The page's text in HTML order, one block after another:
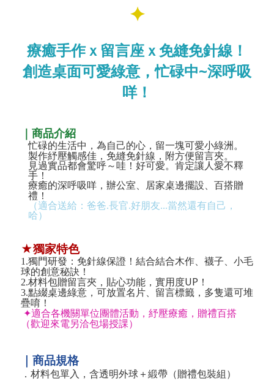
✦
療癒手作ｘ留言座ｘ免縫免針線！
創造桌面可愛綠意，忙碌中~深呼吸
咩！
｜商品介紹
忙碌的生活中，為自己的心，留一塊可愛小綠洲。
製作紓壓觸感佳，免縫免針線，附方便留言夾。
見過實品都會驚呼～哇！好可愛。肯定讓人愛不釋
手！
療癒的深呼吸咩，辦公室、居家桌邊擺設、百搭贈
禮！
（適合送給：爸爸.長官.好朋友...當然還有自己，
哈）
★獨家特色
1.獨門研發：免針線保證！結合結合木作、襪子、小毛
球的創意秘訣！
2.材料包贈留言夾，貼心功能，實用度UP ！
3.點綴桌邊綠意，可放置名片、留言標籤，多隻還可堆
疊唷！
✦適合各機關單位團體活動，紓壓療癒，贈禮百搭
（歡迎來電另洽包場授課）
｜商品規格
．材料包單入，含透明外球＋緞帶（贈禮包裝組）